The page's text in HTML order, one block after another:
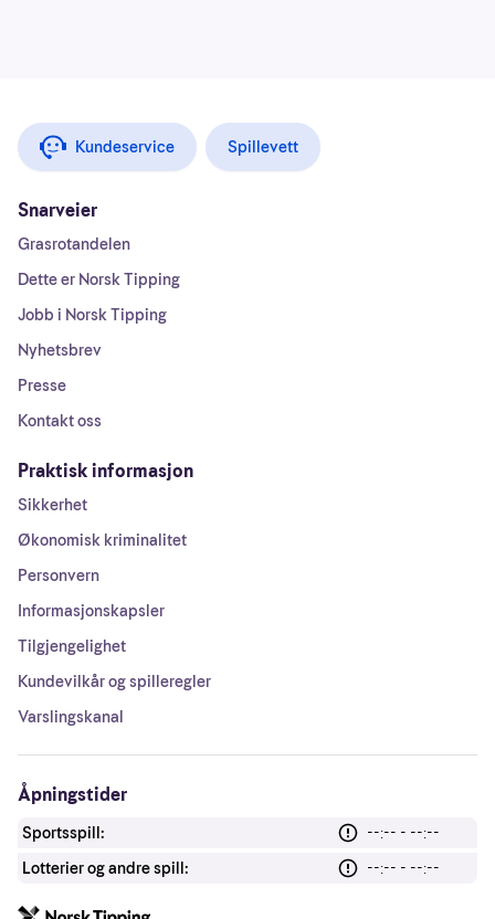
Kundeservice Spillevett
Snarveier
Grasrotandelen
Dette er Norsk Tipping
Jobb i Norsk Tipping
Nyhetsbrev
Presse
Kontakt oss
Praktisk informasjon
Sikkerhet
Økonomisk kriminalitet
Personvern
Informasjonskapsler
Tilgjengelighet
Kundevilkår og spilleregler
Varslingskanal
Åpningstider
Sportsspill:
--:-- - --:--
Lotterier og andre spill:
--:-- - --:--